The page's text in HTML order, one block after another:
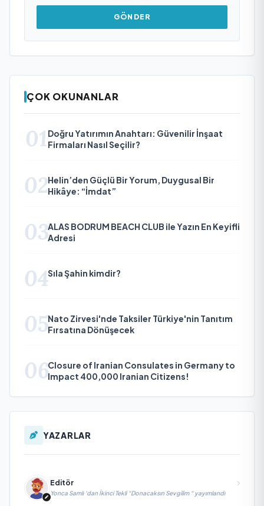
GÖNDER
ÇOK OKUNANLAR
01 Doğru Yatırımın Anahtarı: Güvenilir İnşaat
Firmaları Nasıl Seçilir?
02Helin’den Güçlü Bir Yorum, Duygusal Bir
Hikâye: “İmdat”
03ALAS BODRUM BEACH CLUB ile Yazın En Keyifli
Adresi
04Sıla Şahin kimdir?
05Nato Zirvesi'nde Taksiler Türkiye'nin Tanıtım
Fırsatına Dönüşecek
06Closure of Iranian Consulates in Germany to
Impact 400,000 Iranian Citizens!
YAZARLAR
Editör
Yonca Samlı ‘dan İkinci Tekli “Donacaksın Sevgilim “ yayımlandı